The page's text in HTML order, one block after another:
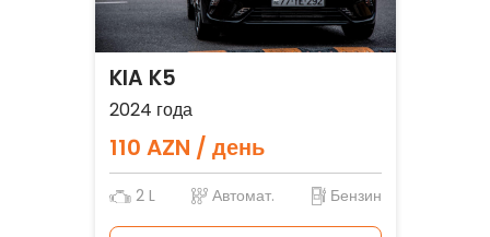
KIA K5
2024 года
110 AZN / день
2 L Автомат. Бензин